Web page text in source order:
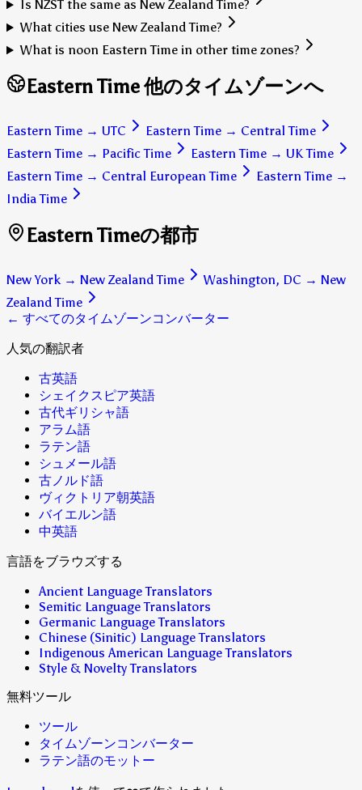
Is NZST the same as New Zealand Time?
What cities use New Zealand Time?
What is noon Eastern Time in other time zones?
Eastern Time 他のタイムゾーンへ
Eastern Time → UTC Eastern Time → Central Time
Eastern Time → Pacific Time Eastern Time → UK Time
Eastern Time → Central European Time Eastern Time →
India Time
Eastern Timeの都市
New York→ New Zealand Time Washington, DC → New
Zealand Time
← すべてのタイムゾーンコンバーター
人気の翻訳者
古英語
シェイクスピア英語
古代ギリシャ語
アラム語
ラテン語
シュメール語
古ノルド語
ヴィクトリア朝英語
バイエルン語
中英語
言語をブラウズする
Ancient Language Translators
Semitic Language Translators
Germanic Language Translators
Chinese (Sinitic) Language Translators
Indigenous American Language Translators
Style & Novelty Translators
無料ツール
ツール
タイムゾーンコンバーター
ラテン語のモットー